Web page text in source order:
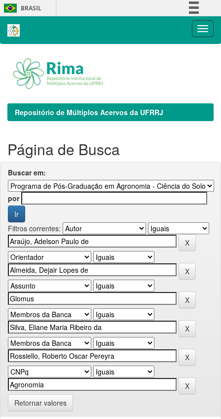
Skip
navigation
BRASIL
Repositório de Múltiplos Acervos da UFRRJ
Página de Busca
Buscar em:
por
Filtros correntes:
Retornar valores